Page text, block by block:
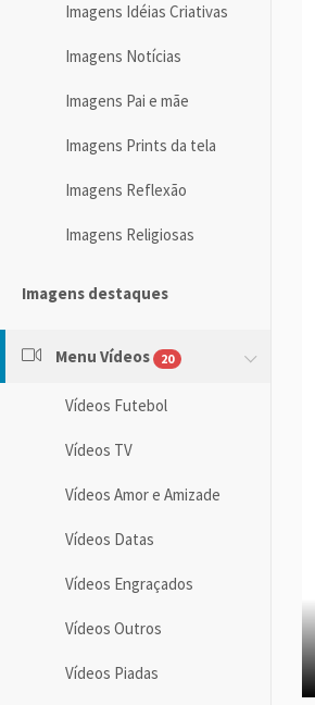
Imagens Idéias Criativas
Imagens Notícias
Imagens Pai e mãe
Imagens Prints da tela
Imagens Reflexão
Imagens Religiosas
Imagens destaques
Menu Vídeos 20
Vídeos Futebol
Vídeos TV
Vídeos Amor e Amizade
Vídeos Datas
Vídeos Engraçados
Vídeos Outros
Vídeos Piadas